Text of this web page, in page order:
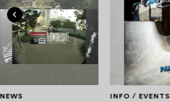
NEWS INFO / EVENTS